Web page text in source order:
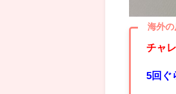
海外の
チャ
5回ぐ